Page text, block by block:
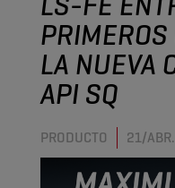
LA NUEVA
API SQ
PRODUCTO 21/